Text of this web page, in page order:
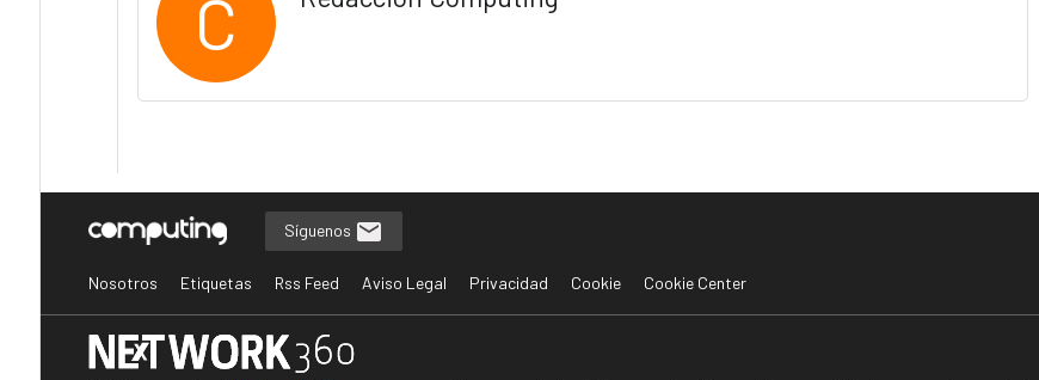
C
Síguenos
Nosotros Etiquetas Rss Feed Aviso Legal Privacidad Cookie Cookie Center